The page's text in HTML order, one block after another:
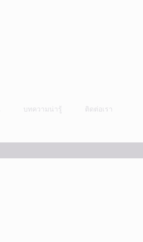
บทความน่ารู้ ติดต่อเรา